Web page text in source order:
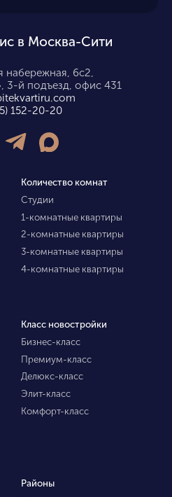
в Москва-Сити
набережная, 6с2,
3-й подъезд, офис 431
152-20-20
Количество комнат
Студии
1-комнатные квартиры
2-комнатные квартиры
3-комнатные квартиры
4-комнатные квартиры
Класс новостройки
Бизнес-класс
Премиум-класс
Делюкс-класс
Элит-класс
Комфорт-класс
Районы